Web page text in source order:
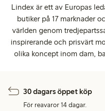
Lindex är ett av Europas
butiker på 17 marknader
världen genom
inspirerande och prisvärt
olika koncept inom dam,
30 dagars öppet köp
För reavaror 14 dagar.